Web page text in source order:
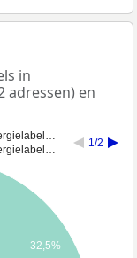
in
adressen) en
1/2
32,5%